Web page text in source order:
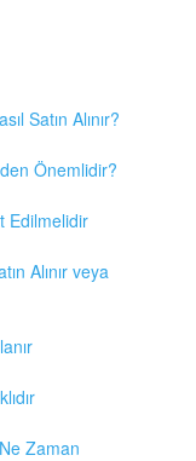
Satın Alınır?
Önemlidir?
Edilmelidir
Alınır veya
Zaman